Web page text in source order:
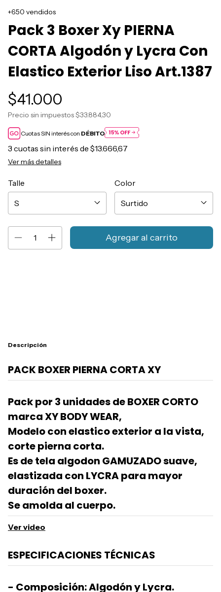
+650 vendidos
Pack 3 Boxer Xy PIERNA
CORTA Algodón y Lycra Con
Elastico Exterior Liso Art.1387
$41.000
Precio sin impuestos$33.884,30
Cuotas SIN interés con DÉBITO
3 cuotas sin interés de $13.666,67
Ver más detalles
Talle Color
Descripción
PACK BOXER PIERNA CORTA XY
Pack por 3 unidades de BOXER CORTO
marca XY BODY WEAR,
Modelo con elastico exterior a la vista,
corte pierna corta.
Es de tela algodon GAMUZADO suave,
elastizada con LYCRA para mayor
duración del boxer.
Se amolda al cuerpo.
Ver video
ESPECIFICACIONES TÉCNICAS
- Composición: Algodón y Lycra.